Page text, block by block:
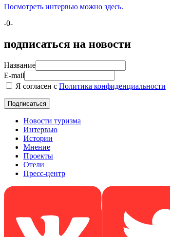
Посмотреть интервью можно здесь.
-0-
подписаться на новости
Название
E-mail
Я согласен с Политика конфиденциальности
Новости туризма
Интервью
Истории
Мнение
Проекты
Отели
Пресс-центр